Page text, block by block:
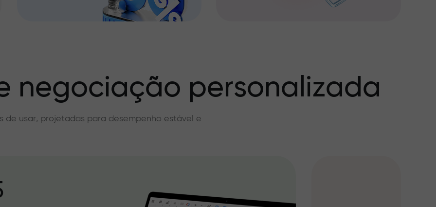
negociação personalizada
de usar, projetadas para desempenho estável e